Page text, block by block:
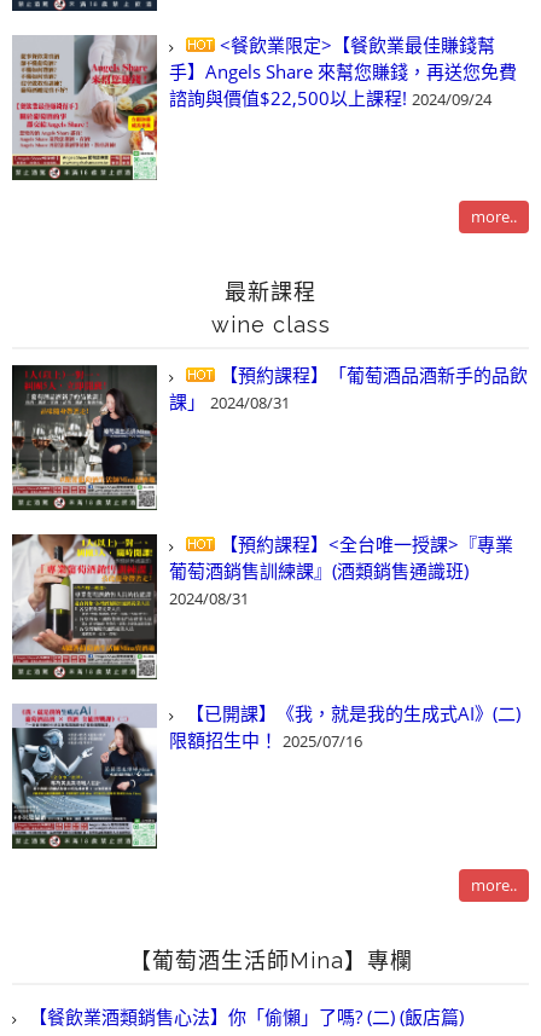
<餐飲業限定>【餐飲業最佳賺錢幫
手】Angels Share 來幫您賺錢，再送您免費
諮詢與價值$22,500以上課程! 2024/09/24
more..
最新課程
wine class
【預約課程】「葡萄酒品酒新手的品飲
課」
2024/08/31
【預約課程】<全台唯一授課>『專業
葡萄酒銷售訓練課』(酒類銷售通識班)
2024/08/31
【已開課】《我，就是我的生成式AI》(二)
限額招生中！ 2025/07/16
more..
【葡萄酒生活師Mina】專欄
【餐飲業酒類銷售心法】你「偷懶」了嗎? (二) (飯店篇)